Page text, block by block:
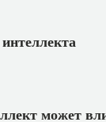
может